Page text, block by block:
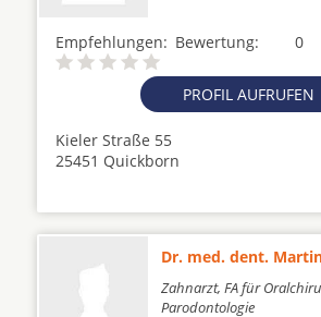
Empfehlungen: 0
Bewertung:
PROFIL AUFRUFEN
Kieler Straße 55
25451 Quickborn
Dr. med. dent.
Zahnarzt, FA für
Parodontologie